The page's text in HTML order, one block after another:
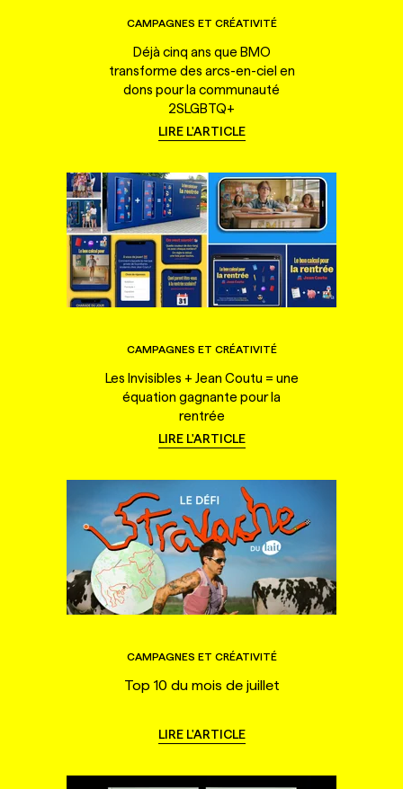
CAMPAGNES ET CRÉATIVITÉ
Déjà cinq ans que BMO
transforme des arcs-en-ciel en
dons pour la communauté
2SLGBTQ+
LIRE L'ARTICLE
CAMPAGNES ET CRÉATIVITÉ
Les Invisibles + Jean Coutu = une
équation gagnante pour la
rentrée
LIRE L'ARTICLE
CAMPAGNES ET CRÉATIVITÉ
Top 10 du mois de juillet
LIRE L'ARTICLE